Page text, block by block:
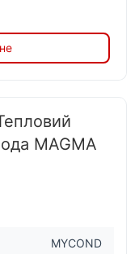
MAGMA
MYCOND